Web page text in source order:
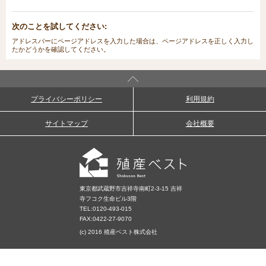
次のことを試してください:
アドレスバーにページアドレスを入力した場合は、ページアドレスを正しく入力し
たかどうかを確認してください。
プライバシーポリシー 利用規約
サイトマップ 会社概要
東京都武蔵野市吉祥寺南町2-3-15 吉祥
寺フコク生命ビル3階
TEL:0120-493-015
FAX:0422-27-9070
(c) 2016 殖産ベスト株式会社